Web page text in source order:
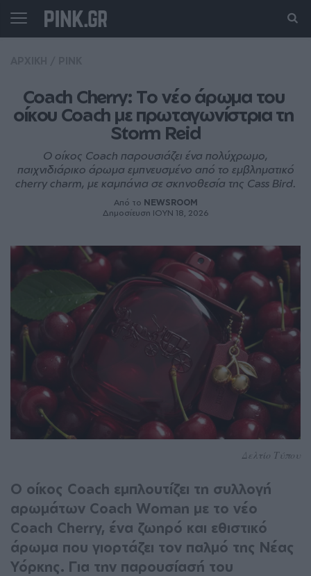
Coach Cherry: Το νέο άρωμα του
οίκου Coach με πρωταγωνίστρια τη
Storm Reid
Ο οίκος Coach παρουσιάζει ένα πολύχρωμο,
παιχνιδιάρικο άρωμα εμπνευσμένο από το εμβληματικό
cherry charm, με καμπάνια σε σκηνοθεσία της Cass Bird.
Από το NEWSROOM
Δημοσίευση ΙΟΥΝ 18, 2026
Δελτίο Τύπου
Ο οίκος Coach εμπλουτίζει τη συλλογή
αρωμάτων Coach Woman με το νέο
Coach Cherry, ένα ζωηρό και εθιστικό
άρωμα που γιορτάζει τον παλμό της Νέας
Υόρκης. Για την παρουσίασή του